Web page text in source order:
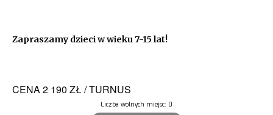
Zapraszamy dzieci w wieku 7-15 lat!
CENA 2 190 ZŁ / TURNUS